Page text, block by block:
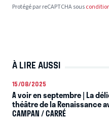
Protégé par reCAPTCHA sous
À LIRE AUSSI
15/08/2025
A voir en septembre | La
théâtre de la Renaissance
CAMPAN / CARRÉ